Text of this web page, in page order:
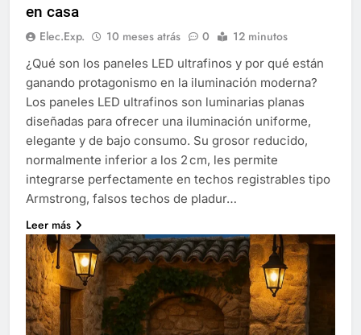
en casa
Elec.Exp. 10 meses atrás 0 12 minutos
¿Qué son los paneles LED ultrafinos y por qué están
ganando protagonismo en la iluminación moderna?
Los paneles LED ultrafinos son luminarias planas
diseñadas para ofrecer una iluminación uniforme,
elegante y de bajo consumo. Su grosor reducido,
normalmente inferior a los 2 cm, les permite
integrarse perfectamente en techos registrables tipo
Armstrong, falsos techos de pladur…
Leer más